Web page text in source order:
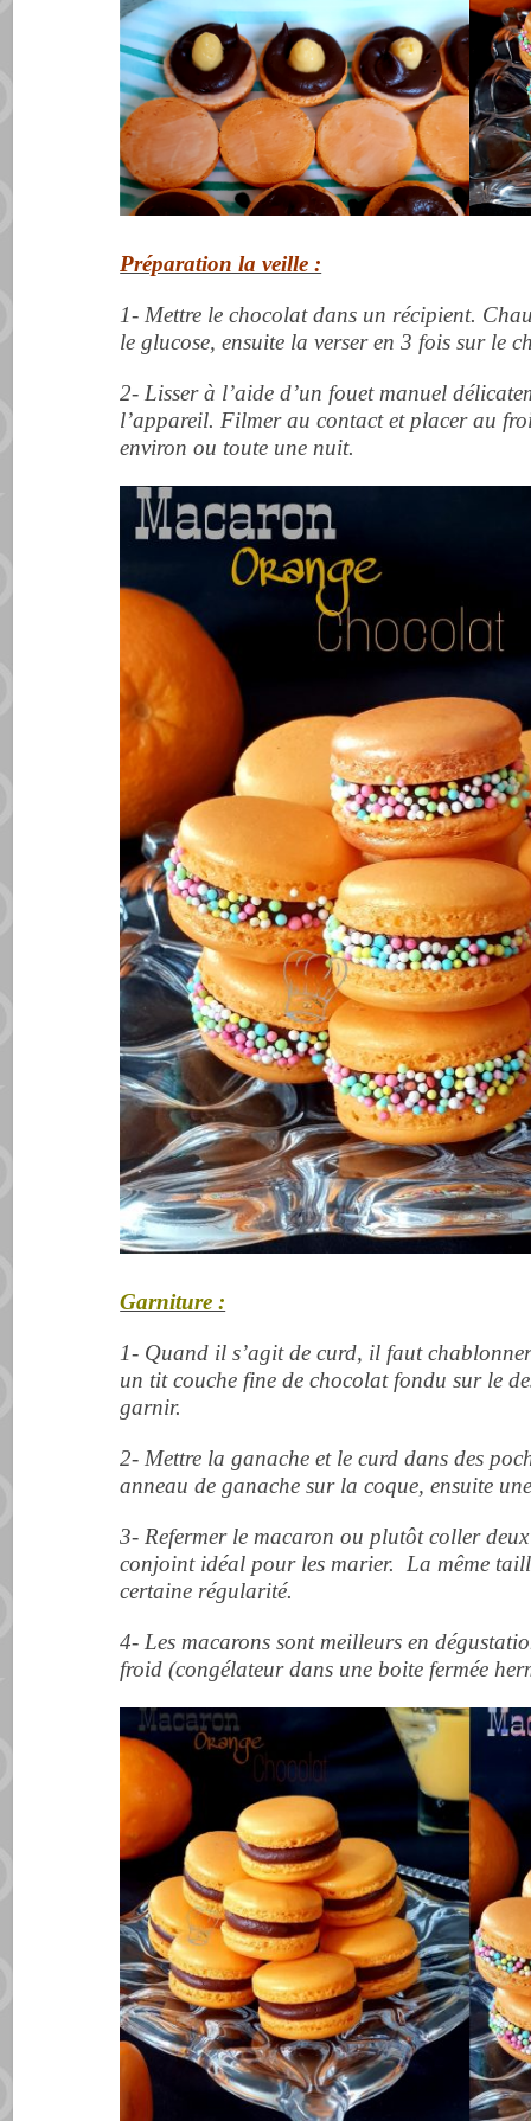
Préparation la veille :
1- Mettre le chocolat dans un récipient.
le glucose, ensuite la verser en 3 fois sur le
2- Lisser à l’aide d’un fouet manuel
l’appareil. Filmer au contact et placer au
environ ou toute une nuit.
Garniture :
1- Quand il s’agit de curd, il faut chablonner
un tit couche fine de chocolat fondu sur le
garnir.
2- Mettre la ganache et le curd dans des
anneau de ganache sur la coque, ensuite
3- Refermer le macaron ou plutôt coller
conjoint idéal pour les marier. La même
certaine régularité.
4- Les macarons sont meilleurs en
froid (congélateur dans une boite fermée